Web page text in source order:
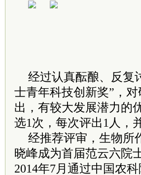
经过认真酝酿、反复
士青年科技创新奖”，
出，有较大发展潜力的
选1次，每次评出1人，
经推荐评审，生物所
晓峰成为首届范云六院
2014年7月通过中国农